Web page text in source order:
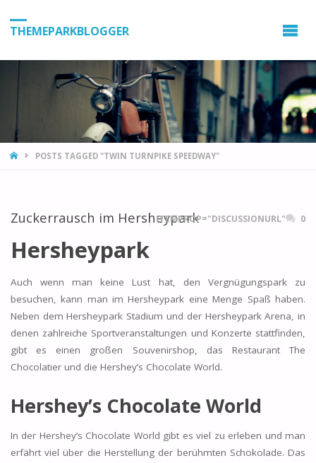
THEMEPARKBLOGGER
HOMEPOSTS TAGGED "TWIN TURNPIKE SPEEDWAY"
Zuckerrausch im HersheyparkITEMPROP="DISCUSSIONURL" 0
Hersheypark
Auch wenn man keine Lust hat, den Vergnügungspark zu
besuchen, kann man im Hersheypark eine Menge Spaß haben.
Neben dem Hersheypark Stadium und der Hersheypark Arena, in
denen zahlreiche Sportveranstaltungen und Konzerte stattfinden,
gibt es einen großen Souvenirshop, das Restaurant The
Chocolatier und die Hershey’s Chocolate World.
Hershey’s Chocolate World
In der Hershey’s Chocolate World gibt es viel zu erleben und man
erfährt viel über die Herstellung der berühmten Schokolade. Das